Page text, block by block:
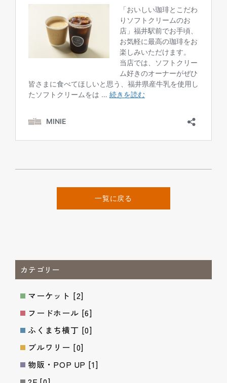
一覧に戻る
カテゴリー
マーケット [2]
フードホール [6]
ふくまち横丁 [0]
ブルワリー [0]
物販・POP UP [1]